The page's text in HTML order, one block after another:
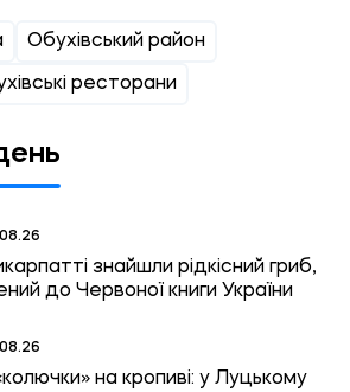
Обухівський район
ресторани
знайшли рідкісний гриб,
до Червоної книги України
на кропиві: у Луцькому